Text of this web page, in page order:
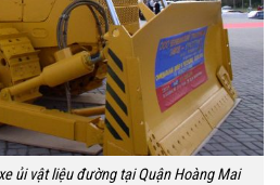
ủi vật liệu đường tại Quận Hoàng Mai